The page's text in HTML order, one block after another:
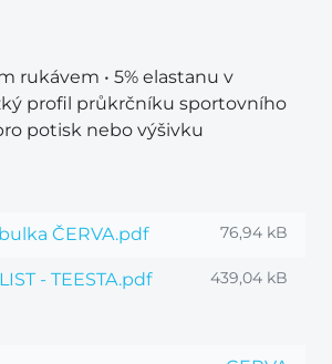
rukávem • 5% elastanu v
profil průkrčníku sportovního
potisk nebo výšivku
ČERVA.pdf 76,94 kB
- TEESTA.pdf 439,04 kB